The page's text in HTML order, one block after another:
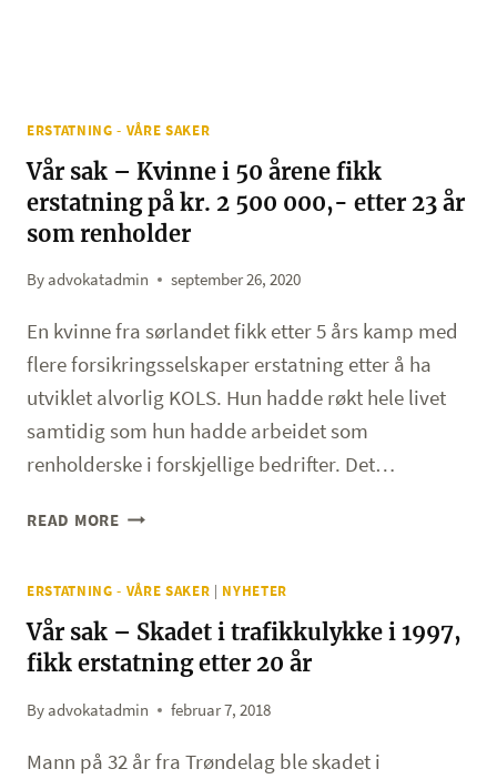
ERSTATNING - VÅRE SAKER
Vår sak – Kvinne i 50 årene fikk
erstatning på kr. 2 500 000,- etter 23 år
som renholder
Byadvokatadmin september 26, 2020
En kvinne fra sørlandet fikk etter 5 års kamp med
flere forsikringsselskaper erstatning etter å ha
utviklet alvorlig KOLS. Hun hadde røkt hele livet
samtidig som hun hadde arbeidet som
renholderske i forskjellige bedrifter. Det…
READ MOREVÅR
KVINNE
50
ÅRENE
FIKK
PÅ
ERSTATNING - VÅRE SAKER | NYHETER
Vår sak – Skadet i trafikkulykke i 1997,
fikk erstatning etter 20 år
Byadvokatadmin februar 7, 2018
Mann på 32 år fra Trøndelag ble skadet i